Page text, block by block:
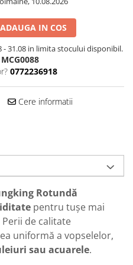
ADAUGA IN COS
31.08 in limita stocului disponibil.
MCG0088
0772236918
Cere informatii
Rotundă
pentru tușe mai
de calitate
uniformă a vopselelor,
sau acuarele.